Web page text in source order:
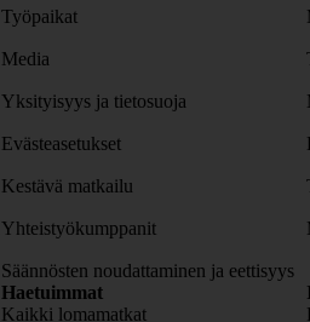
Työpaikat
Media
Yksityisyys ja tietosuoja
Evästeasetukset
Kestävä matkailu
Yhteistyökumppanit
Säännösten noudattaminen ja eettisyys
Haetuimmat
Kaikki lomamatkat